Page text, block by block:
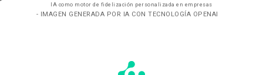
IA como motor de fidelización personalizada en empresas
- IMAGEN GENERADA POR IA CON TECNOLOGÍA OPENAI